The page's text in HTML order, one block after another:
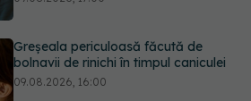
Cum alegem alimentele pe timp de
caniculă. Recomandările
specialiștilor